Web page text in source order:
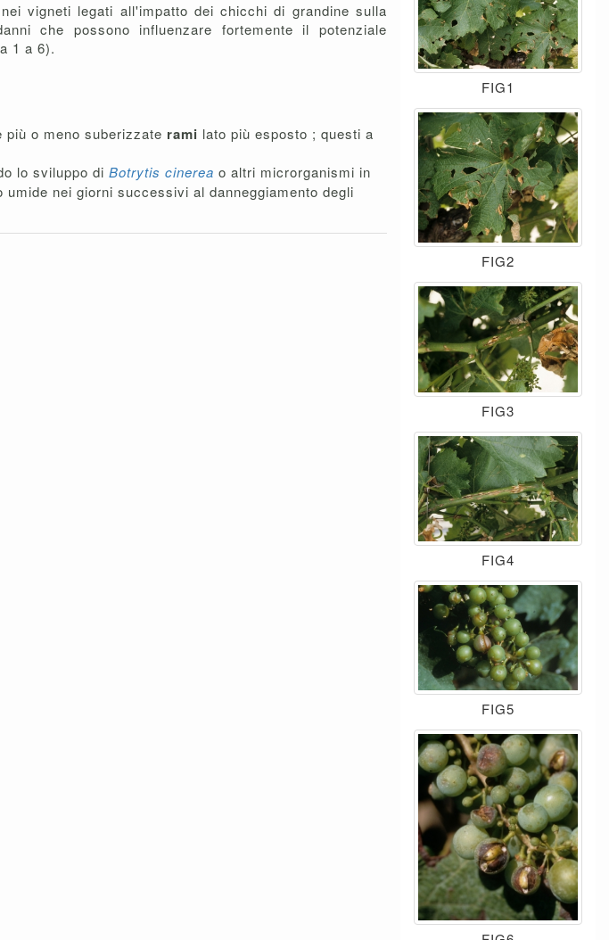
vigneti legati all'impatto dei chicchi di grandine sulla
che possono influenzare fortemente il potenziale
1 a 6).
o meno suberizzate rami lato più esposto ; questi a
lo sviluppo di Botrytis cinerea o altri microrganismi in
nei giorni successivi al danneggiamento degli
FIG1
FIG2
FIG3
FIG4
FIG5